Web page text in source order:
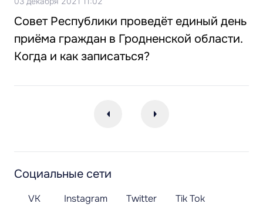
Совет Республики проведёт единый день
приёма граждан в Гродненской области.
Когда и как записаться?
Социальные сети
VK Instagram Twitter
Tik Tok